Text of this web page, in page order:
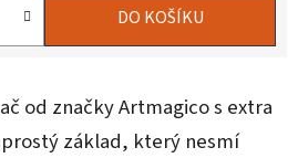
DO KOŠÍKU
od značky Artmagico s extra
základ, který nesmí